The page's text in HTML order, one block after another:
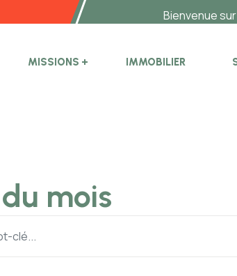
Bienvenue sur notre
MISSIONS IMMOBILIER
mois